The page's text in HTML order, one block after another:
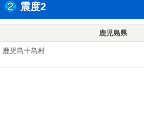
震度2
鹿児島県
鹿児島十島村